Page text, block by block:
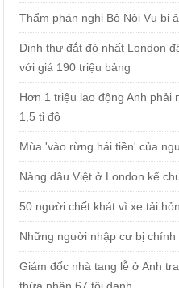
Thẩm phán nghi Bộ Nội Vụ bị
Dinh thự đắt đỏ nhất London
với giá 190 triệu bảng
Hơn 1 triệu lao động Anh phải
1,5 tỉ đô
Mùa 'vào rừng hái tiền' của
Nàng dâu Việt ở London kể
50 người chết khát vì xe tải
Những người nhập cư bị
Giám đốc nhà tang lễ ở Anh